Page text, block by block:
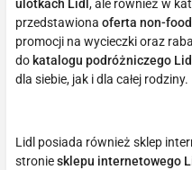
ulotkach Lidl , ale również w
przedstawiona oferta non-
promocji na wycieczki oraz
do katalogu podróżniczego
dla siebie, jak i dla całej rodziny.
Lidl posiada również sklep
stroniesklepu internetowego